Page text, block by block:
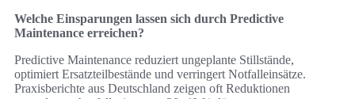
Welche Einsparungen lassen sich durch Predictive
Maintenance erreichen?
Predictive Maintenance reduziert ungeplante Stillstände,
optimiert Ersatzteilbestände und verringert Notfalleinsätze.
Praxisberichte aus Deutschland zeigen oft Reduktionen